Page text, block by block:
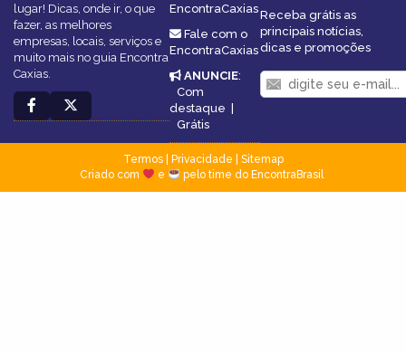
lugar! Dicas, onde ir, o que
fazer, as melhores
empresas, locais, serviços e
muito mais no guia Encontra
Caxias.
EncontraCaxias
Fale com o
EncontraCaxias
ANUNCIE:
Com
destaque |
Grátis
Receba grátis as
principais notícias,
dicas e promoções
Termos| Privacidade
Sitemap
Criado com
e pelo time do EncontraBrasil